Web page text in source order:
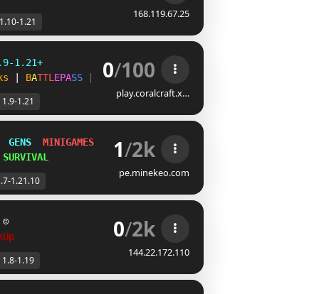
168.119.67.25
1.10-1.21
1.21+
ks BATTL EPASS CUST OM WOR
0/100
play.coralcraft.x…
1.9-1.21
GENS MINIGAMES
SMP
SURVIVAL 1/2k
pe.minekeo.com
1.21.10
☺
0/2k
144.22.172.110
1.8-1.19